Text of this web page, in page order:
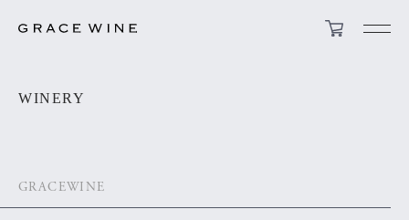
WINERY
GRACEWINE